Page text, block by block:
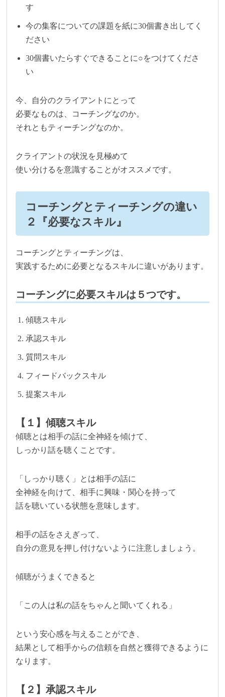
す
今の集客についての課題を紙に30個書き出してく
ださい
30個書いたらすぐできることに○をつけてくださ
い
今、自分のクライアントにとって
必要なものは、コーチングなのか。
それともティーチングなのか。
クライアントの状況を見極めて
使い分けるを意識することがオススメです。
コーチングとティーチングの違い
２『必要なスキル』
コーチングとティーチングは、
実践するために必要となるスキルに違いがあります。
コーチングに必要スキルは５つです。
傾聴スキル
承認スキル
質問スキル
フィードバックスキル
提案スキル
【１】傾聴スキル
傾聴とは相手の話に全神経を傾けて、
しっかり話を聴くことです。
「しっかり聴く」とは相手の話に
全神経を向けて、相手に興味・関心を持って
話を聴いている状態を意味します。
相手の話をさえぎって、
自分の意見を押し付けないように注意しましょう。
傾聴がうまくできると
「この人は私の話をちゃんと聞いてくれる」
という安心感を与えることができ、
結果として相手からの信頼を自然と獲得できるように
なります。
【２】承認スキル